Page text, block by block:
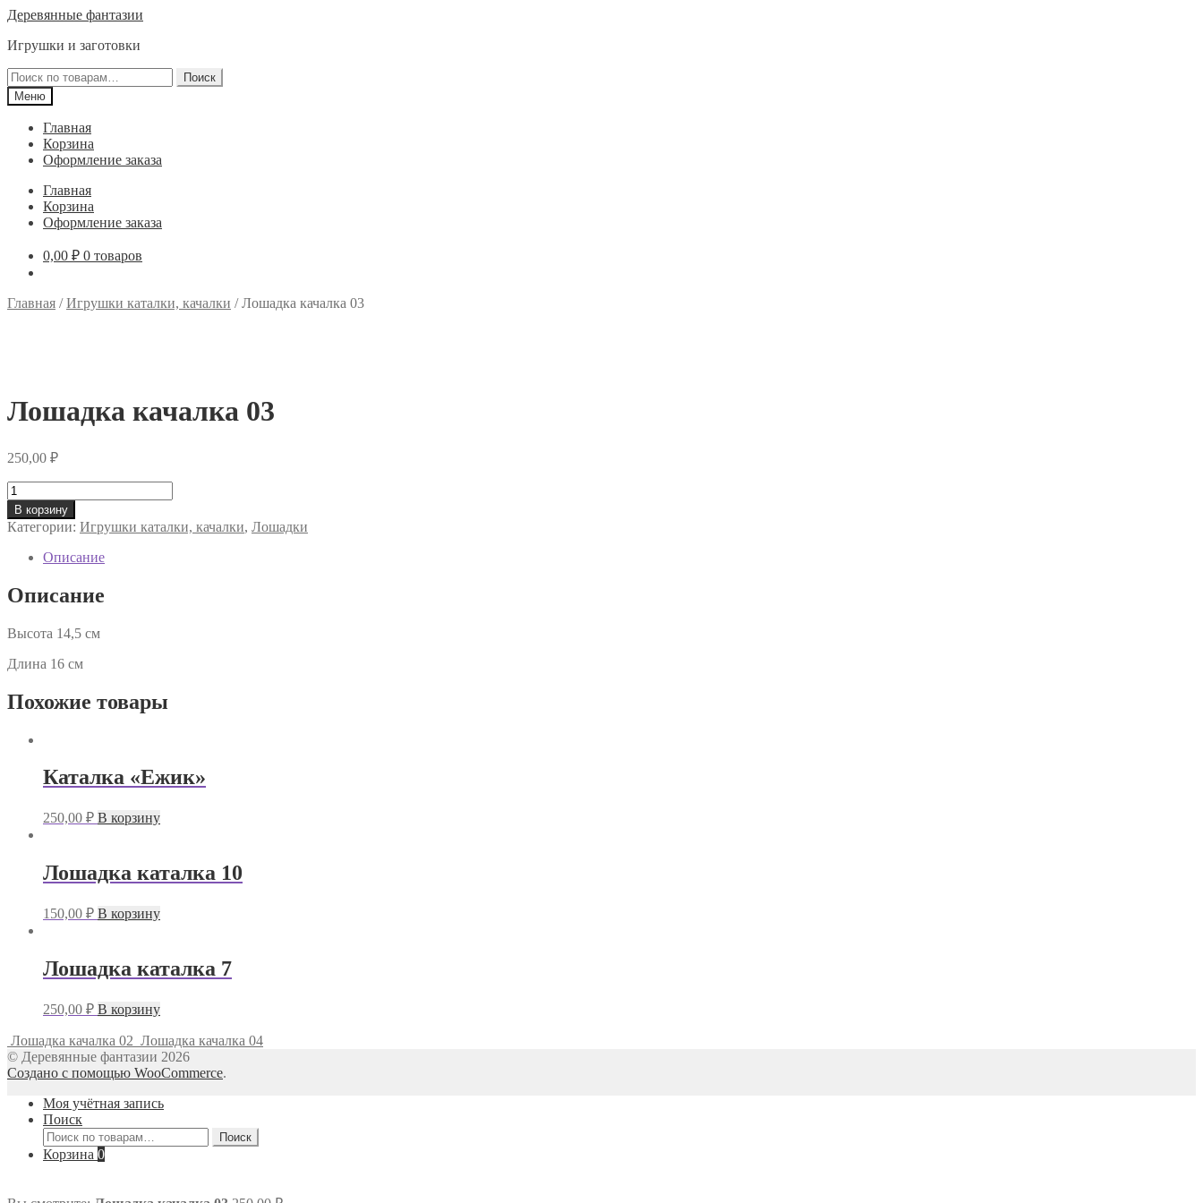
Перейти
навигации
Перейти
содержимому
Деревянные фантазии
Игрушки и заготовки
Искать:
Поиск
Меню
Главная
Корзина
Оформление заказа
Главная
Корзина
Оформление заказа
0,00 ₽ 0 товаров
Главная /Игрушки каталки, качалки /Лошадка качалка 03
Лошадка качалка 03
250,00 ₽
Количество
товара
Лошадка
качалка
В корзину
Категории: Игрушки каталки, качалки, Лошадки
Описание
Описание
Высота 14,5 см
Длина 16 см
Похожие товары
Каталка «Ежик»
250,00 ₽ В корзину
Лошадка каталка 10
150,00 ₽ В корзину
Лошадка каталка 7
250,00 ₽ В корзину
Лошадка качалка 02 Лошадка качалка 04
© Деревянные фантазии 2026
Создано с помощью WooCommerce.
Моя учётная запись
Поиск
Искать:
Поиск
Корзина 0